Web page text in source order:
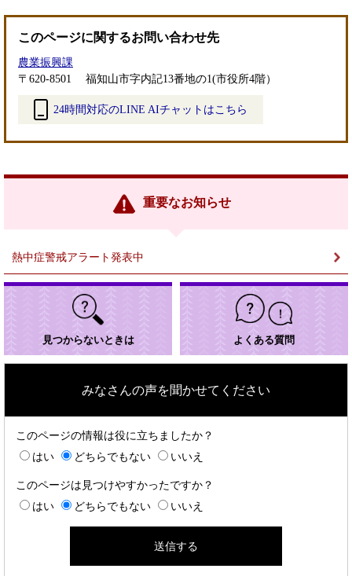
このページに関するお問い合わせ先
農業振興課
〒620-8501
福知山市字内記13番地の1(市役所4階）
24時間対応のLINE AIチャットはこちら
リ
重要なお知らせ
熱中症警戒アラート発表中
見つからないときは よくある質問
みなさんの声を聞かせてください
このページの情報は役に立ちましたか？
はい
どちらでもない いいえ
このページは見つけやすかったですか？
はい
どちらでもない いいえ